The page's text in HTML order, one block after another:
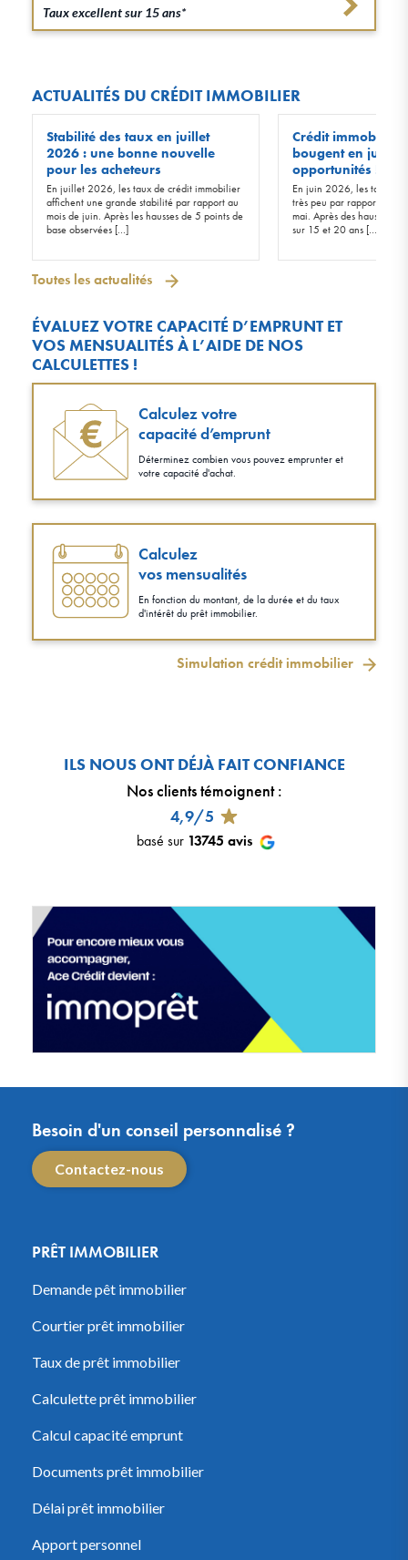
Taux excellent sur 15 ans*
ACTUALITÉS DU CRÉDIT IMMOBILIER
Stabilité des taux en juillet
2026 : une bonne nouvelle
pour les acheteurs
En juillet 2026, les taux de crédit immobilier
affichent une grande stabilité par rapport au
mois de juin. Après les hausses de 5 points de
base observées […]
Crédit immobilier
bougent en juin
opportunités !
En juin 2026, les taux
très peu par rapport à
mai. Après des hausses
sur 15 et 20 ans […]
Toutes les actualités
ÉVALUEZ VOTRE CAPACITÉ D’EMPRUNT ET
VOS MENSUALITÉS À L’AIDE DE NOS
CALCULETTES !
Calculez votre
capacité d’emprunt
Déterminez combien vous pouvez emprunter et
votre capacité d'achat.
Calculez
vos mensualités
En fonction du montant, de la durée et du taux
d'intérêt du prêt immobilier.
Simulation crédit immobilier
ILS NOUS ONT DÉJÀ FAIT CONFIANCE
Nos clients témoignent:
4,9/5
basé sur 13745 avis
Besoin d'un conseil personnalisé ?
Contactez-nous
PRÊT IMMOBILIER
Demande pêt immobilier
Courtier prêt immobilier
Taux de prêt immobilier
Calculette prêt immobilier
Calcul capacité emprunt
Documents prêt immobilier
Délai prêt immobilier
Apport personnel